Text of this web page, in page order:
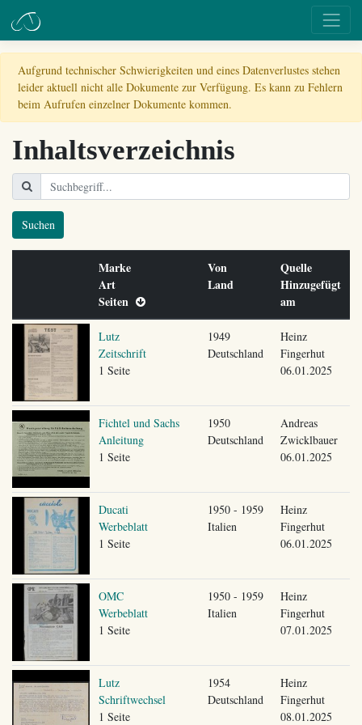
Aufgrund technischer Schwierigkeiten und eines Datenverlustes stehen
leider aktuell nicht alle Dokumente zur Verfügung. Es kann zu Fehlern
beim Aufrufen einzelner Dokumente kommen.
Inhaltsverzeichnis
Suchen
Marke
Art
Seiten
Von
Land
Quelle
Hinzugefügt
am
Lutz
Zeitschrift
1 Seite
1949
Deutschland
Heinz
Fingerhut
06.01.2025
Fichtel und Sachs
Anleitung
1 Seite
1950
Deutschland
Andreas
Zwicklbauer
06.01.2025
Ducati
Werbeblatt
1 Seite
1950 - 1959
Italien
Heinz
Fingerhut
06.01.2025
OMC
Werbeblatt
1 Seite
1950 - 1959
Italien
Heinz
Fingerhut
07.01.2025
Lutz
Schriftwechsel
1 Seite
1954
Deutschland
Heinz
Fingerhut
08.01.2025